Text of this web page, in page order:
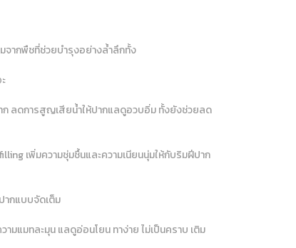
ากพืชที่ช่วยบำรุงอย่างล้ำลึกทั้ง
ลดการสูญเสียน้ำให้ปากแลดูอวบอิ่ม ทั้งยังช่วยลด
เพิ่มความชุ่มชื้นและความเนียนนุ่มให้กับริมฝีปาก
ากแบบจัดเต็ม
มแมทละมุน แลดูอ่อนโยน ทาง่าย ไม่เป็นคราบ เติม